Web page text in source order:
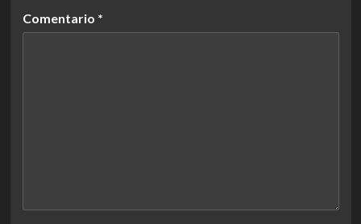
Comentario *